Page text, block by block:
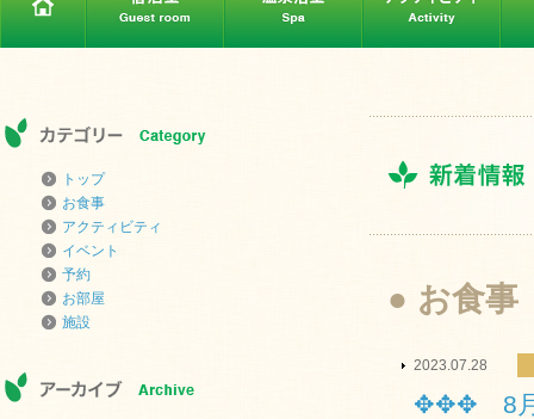
トップ
お食事
アクティビティ
イベント
予約
お部屋
施設
● お食事
2023.07.28
✥✥✥ 8月